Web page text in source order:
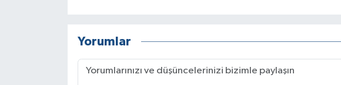
Yorumlar